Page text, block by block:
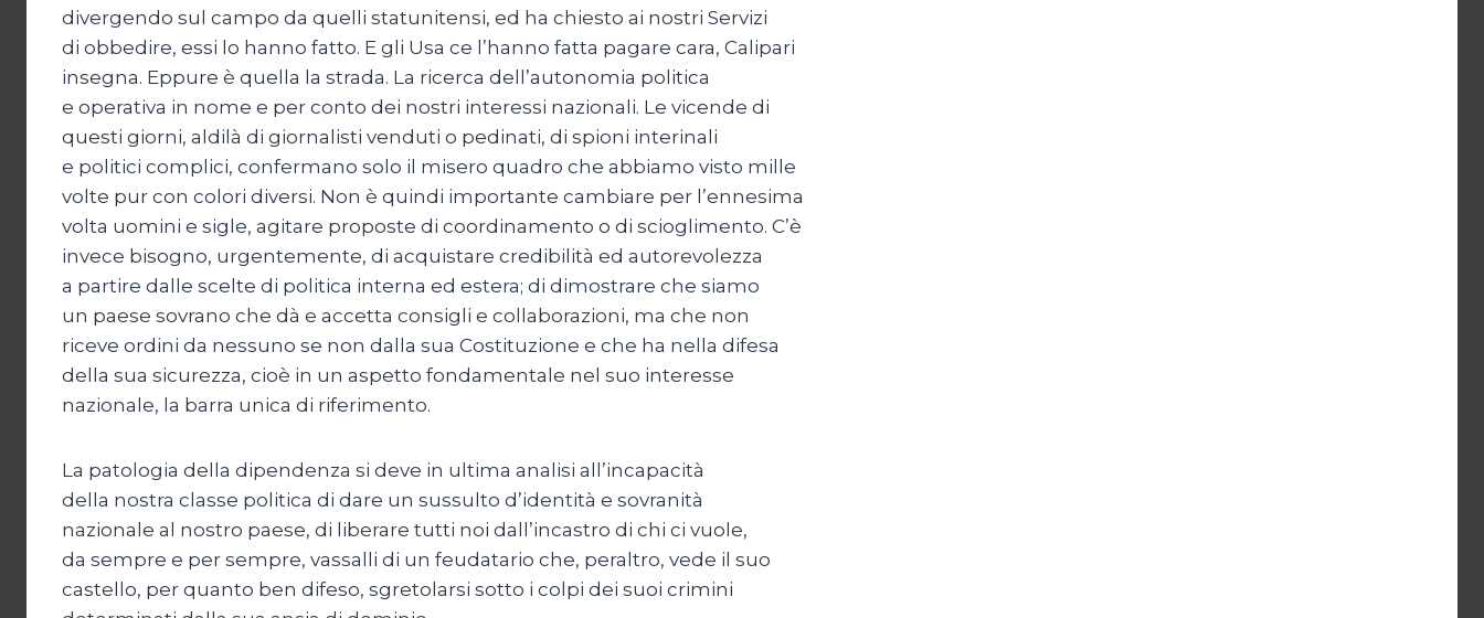
divergendo sul campo da quelli statunitensi, ed ha chiesto ai nostri Servizi
di obbedire, essi lo hanno fatto. E gli Usa ce l’hanno fatta pagare cara, Calipari
insegna. Eppure è quella la strada. La ricerca dell’autonomia politica
e operativa in nome e per conto dei nostri interessi nazionali. Le vicende di
questi giorni, aldilà di giornalisti venduti o pedinati, di spioni interinali
e politici complici, confermano solo il misero quadro che abbiamo visto mille
volte pur con colori diversi. Non è quindi importante cambiare per l’ennesima
volta uomini e sigle, agitare proposte di coordinamento o di scioglimento. C’è
invece bisogno, urgentemente, di acquistare credibilità ed autorevolezza
a partire dalle scelte di politica interna ed estera; di dimostrare che siamo
un paese sovrano che dà e accetta consigli e collaborazioni, ma che non
riceve ordini da nessuno se non dalla sua Costituzione e che ha nella difesa
della sua sicurezza, cioè in un aspetto fondamentale nel suo interesse
nazionale, la barra unica di riferimento.
La patologia della dipendenza si deve in ultima analisi all’incapacità
della nostra classe politica di dare un sussulto d’identità e sovranità
nazionale al nostro paese, di liberare tutti noi dall’incastro di chi ci vuole,
da sempre e per sempre, vassalli di un feudatario che, peraltro, vede il suo
castello, per quanto ben difeso, sgretolarsi sotto i colpi dei suoi crimini